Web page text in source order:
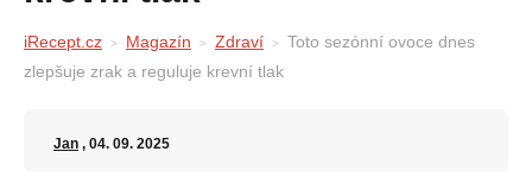
iRecept.cz Magazín Zdraví
Toto sezónní ovoce dnes
zlepšuje zrak a reguluje krevní tlak
Jan , 04. 09. 2025